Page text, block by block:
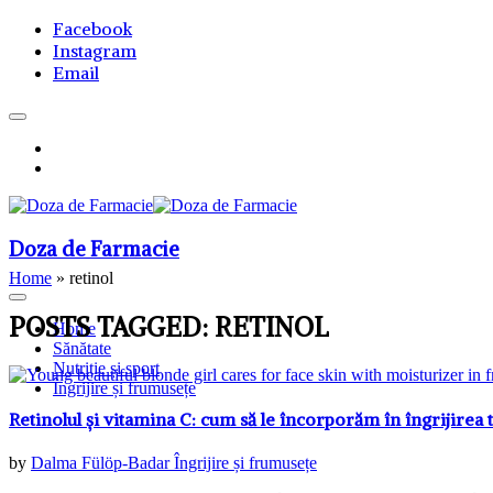
Facebook
Instagram
Email
Doza de Farmacie
Home
Sănătate
Nutriție și sport
Îngrijire și frumusețe
Home » retinol
POSTS TAGGED: RETINOL
Retinolul și vitamina C: cum să le încorporăm în îngrijirea
by Dalma Fülöp-BadarÎngrijire și frumusețe